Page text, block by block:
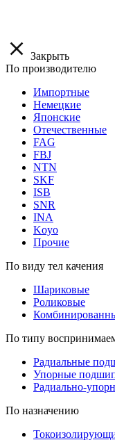
Закрыть
По производителю
Импортные
Немецкие
Японские
Отечественные
FAG
FBJ
NTN
SKF
ISB
SNR
INA
Koyo
Прочие
По виду тел качения
Шариковые
Роликовые
По типу
Радиальные
Упорные
Радиально-
По назначению